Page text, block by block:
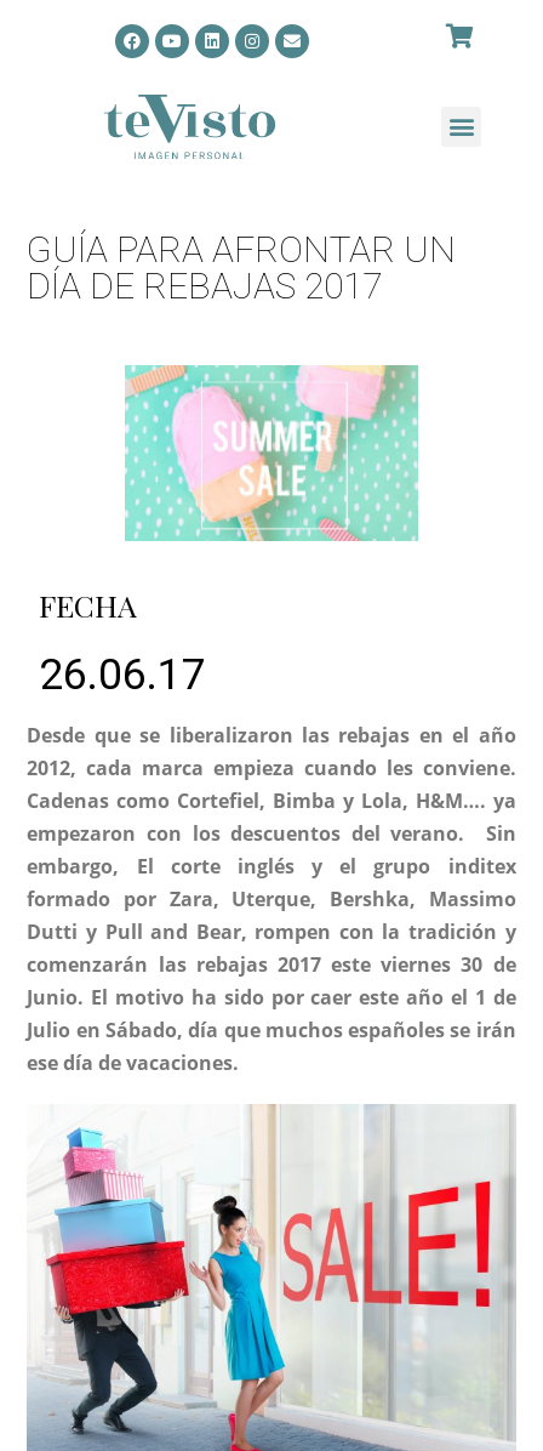
GUÍA PARA AFRONTAR UN
DÍA DE REBAJAS 2017
FECHA
26.06.17
Desde que se liberalizaron las rebajas en el año
2012, cada marca empieza cuando les conviene.
Cadenas como Cortefiel, Bimba y Lola, H&M…. ya
empezaron con los descuentos del verano. Sin
embargo, El corte inglés y el grupo inditex
formado por Zara, Uterque, Bershka, Massimo
Dutti y Pull and Bear, rompen con la tradición y
comenzarán las rebajas 2017 este viernes 30 de
Junio. El motivo ha sido por caer este año el 1 de
Julio en Sábado, día que muchos españoles se irán
ese día de vacaciones.